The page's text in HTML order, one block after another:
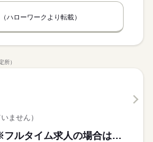
（ハローワークより転載）
所）
ません）
1,600円〜1,750円 ※フルタイム求人の場合は月額（換算額）、パート求人の場合は時間額を表示しています。